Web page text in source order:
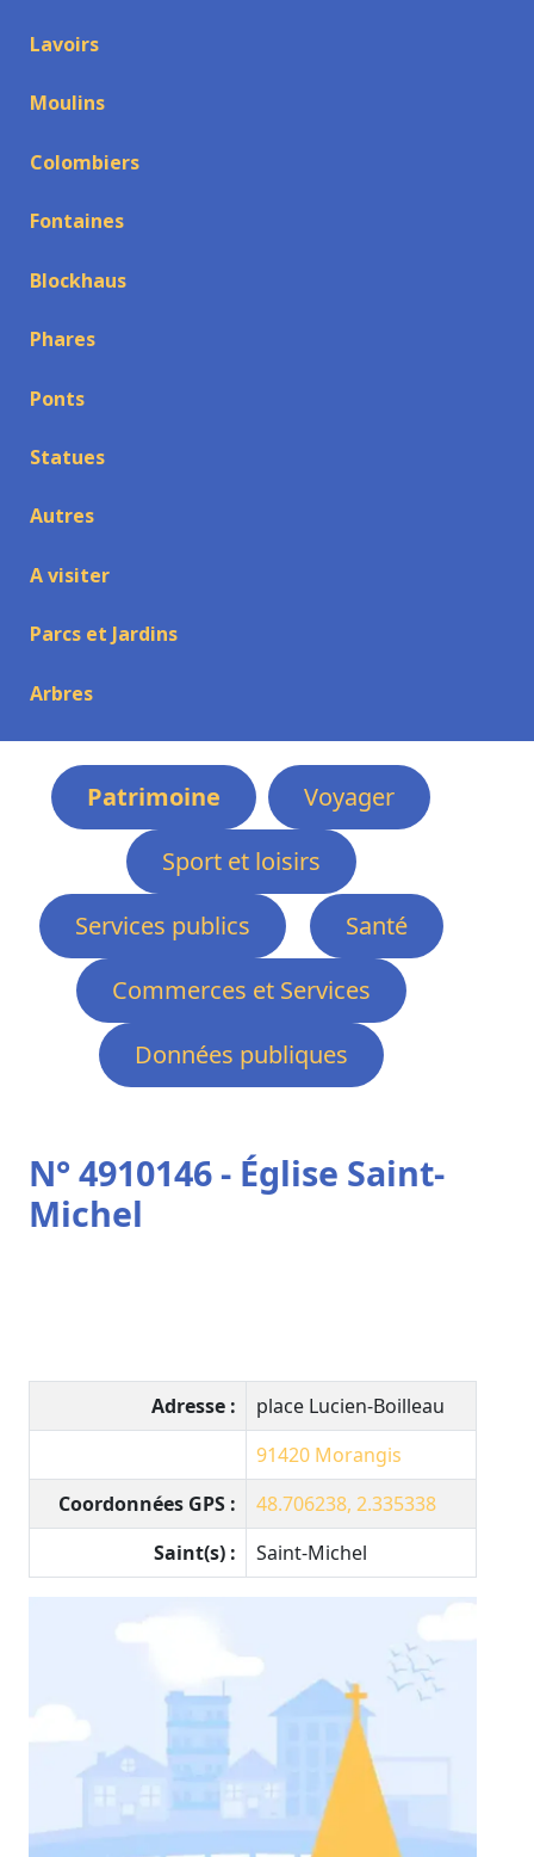
Lavoirs
Moulins
Colombiers
Fontaines
Blockhaus
Phares
Ponts
Statues
Autres
A visiter
Parcs et Jardins
Arbres
Patrimoine
Voyager
Sport et loisirs
Services publics
Santé
Commerces et Services
Données publiques
N° 4910146 - Église Saint-
Michel
Adresse :
place Lucien-Boilleau
91420 Morangis
Coordonnées GPS :
48.706238, 2.335338
Saint(s) :
Saint-Michel